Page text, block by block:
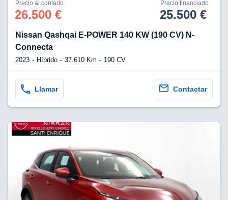
Precio al contado
26.500 €
Precio financiado
25.500 €
Nissan Qashqai E-POWER 140 KW (190 CV) N-
Connecta
2023 Híbrido 37.610 Km 190 CV
Llamar Contactar